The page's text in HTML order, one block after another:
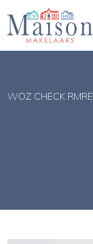
WOZ CHECK RMRE